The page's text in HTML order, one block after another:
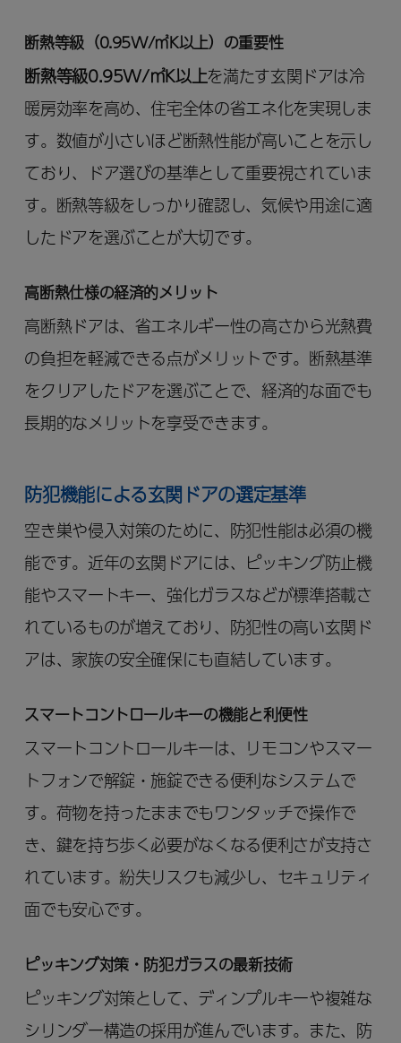
断熱等級（0.95W/㎡K以上）の重要性
断熱等級0.95W/㎡K以上を満たす玄関ドアは冷
暖房効率を高め、住宅全体の省エネ化を実現しま
す。数値が小さいほど断熱性能が高いことを示し
ており、ドア選びの基準として重要視されていま
す。断熱等級をしっかり確認し、気候や用途に適
したドアを選ぶことが大切です。
高断熱仕様の経済的メリット
高断熱ドアは、省エネルギー性の高さから光熱費
の負担を軽減できる点がメリットです。断熱基準
をクリアしたドアを選ぶことで、経済的な面でも
長期的なメリットを享受できます。
防犯機能による玄関ドアの選定基準
空き巣や侵入対策のために、防犯性能は必須の機
能です。近年の玄関ドアには、ピッキング防止機
能やスマートキー、強化ガラスなどが標準搭載さ
れているものが増えており、防犯性の高い玄関ド
アは、家族の安全確保にも直結しています。
スマートコントロールキーの機能と利便性
スマートコントロールキーは、リモコンやスマー
トフォンで解錠・施錠できる便利なシステムで
す。荷物を持ったままでもワンタッチで操作で
き、鍵を持ち歩く必要がなくなる便利さが支持さ
れています。紛失リスクも減少し、セキュリティ
面でも安心です。
ピッキング対策・防犯ガラスの最新技術
ピッキング対策として、ディンプルキーや複雑な
シリンダー構造の採用が進んでいます。また、防